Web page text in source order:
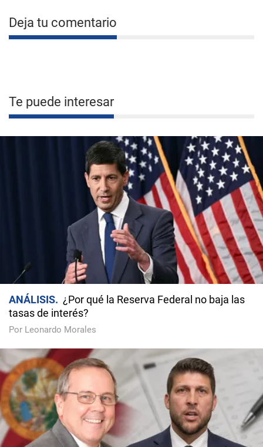
Deja tu comentario
Te puede interesar
ANÁLISIS
¿Por qué la Reserva Federal no baja las
tasas de interés?
Por Leonardo Morales